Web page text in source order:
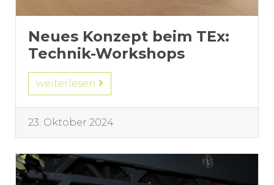
Neues Konzept beim TEx:
Technik-Workshops
weiterlesen
23. Oktober 2024